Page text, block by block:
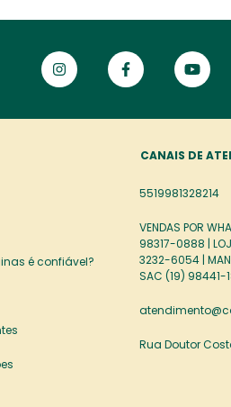
é confiável?
CANAIS DE
5519981328214
VENDAS POR
98317-0888 |
3232-6054 |
SAC (19) 98441-
Rua Doutor